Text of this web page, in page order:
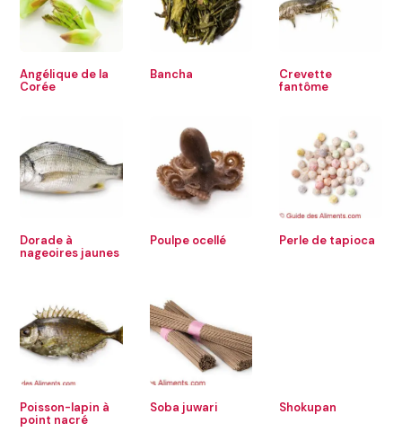
Angélique de la
Corée
Bancha
Crevette
fantôme
Dorade à
nageoires jaunes
Poulpe ocellé Perle de tapioca
Poisson-lapin à
point nacré
Soba juwari Shokupan